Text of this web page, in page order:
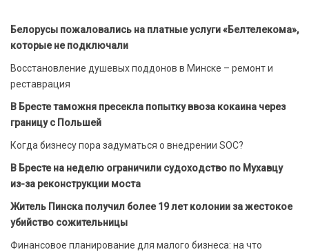
Белорусы пожаловались на платные услуги «Белтелекома»,
которые не подключали
Восстановление душевых поддонов в Минске – ремонт и
реставрация
В Бресте таможня пресекла попытку ввоза кокаина через
границу с Польшей
Когда бизнесу пора задуматься о внедрении SOC?
В Бресте на неделю ограничили судоходство по Мухавцу
из-за реконструкции моста
Житель Пинска получил более 19 лет колонии за жестокое
убийство сожительницы
Финансовое планирование для малого бизнеса: на что